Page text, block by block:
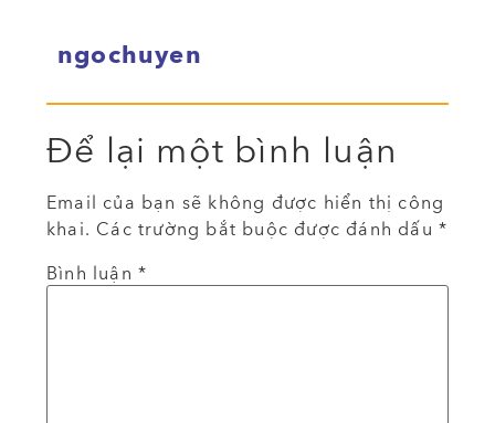
ngochuyen
Để lại một bình luận
Email của bạn sẽ không được hiển thị công
khai. Các trường bắt buộc được đánh dấu*
Bình luận *